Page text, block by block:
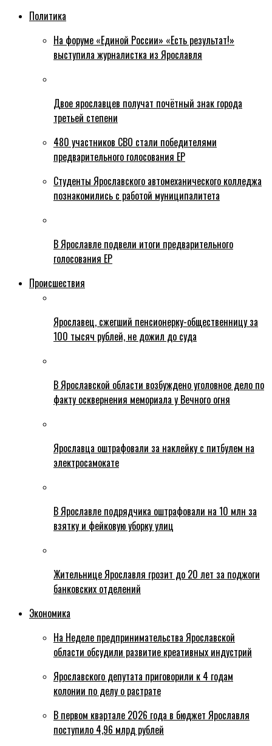
Политика
На форуме «Единой России» «Есть результат!»
выступила журналистка из Ярославля
Двое ярославцев получат почётный знак города
третьей степени
480 участников СВО стали победителями
предварительного голосования ЕР
Студенты Ярославского автомеханического колледжа
познакомились с работой муниципалитета
В Ярославле подвели итоги предварительного
голосования ЕР
Происшествия
Ярославец, сжегший пенсионерку-общественницу за
100 тысяч рублей, не дожил до суда
В Ярославской области возбуждено уголовное дело по
факту осквернения мемориала у Вечного огня
Ярославца оштрафовали за наклейку с питбулем на
электросамокате
В Ярославле подрядчика оштрафовали на 10 млн за
взятку и фейковую уборку улиц
Жительнице Ярославля грозит до 20 лет за поджоги
банковских отделений
Экономика
На Неделе предпринимательства Ярославской
области обсудили развитие креативных индустрий
Ярославского депутата приговорили к 4 годам
колонии по делу о растрате
В первом квартале 2026 года в бюджет Ярославля
поступило 4,96 млрд рублей